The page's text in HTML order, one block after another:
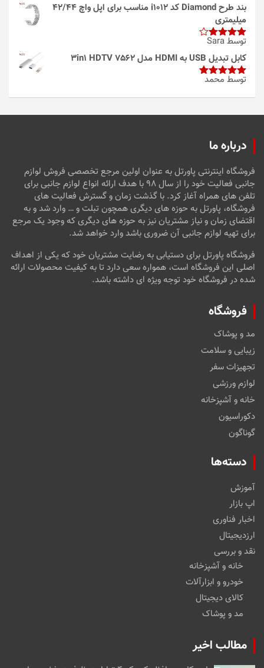
بند طرح Diamond کد i1012 مناسب برای اپل واچ 42/44
میلیمتری
امتیاز4
از 5
توسط Sara
کابل تبدیل USB به HDMI مدل 3in1 HDTV 7562
امتیاز5از
توسط محمد
درباره ما
فروشگاه اینترنتی پاورتل به عنوان اولین مرجع تخصصی فروش لوازم
جانبی فعالیت خود را از سال ۹۸ با هدف ارائه انواع لوازم جانبی برای
تلفن های همراه آغاز کرد. با گذشت زمان و گسترش فعالیت های
فروشگاه، پاورتل به حوزه های دیگری همچون تبلت و … وارد شد و به
اقتضای زمان و نیاز مشتریان نیز به حوزه های دیگری که وجود یک مرجع
برای تهیه لوازم جانبی آن ضروری باشد وارد خواهد شد.
فروشگاه پاورتل برای دستیابی به رضایت مشتریان خود که یکی از اهداف
اصلی این فروشگاه است، همواره سعی دارد تا به کیفیت محصولات ارائه
شده در فروشگاه خود توجه ویژه ای داشته باشد.
فروشگاه
مد و پوشاک
زیبایی و سلامت
تجهیزات سفر
لوازم ورزشی
خانه و آشپزخانه
دکوراسیون
گوناگون
دسته‌ها
آموزش
اپ بازار
اخبار فناوری
ارزدیجیتال
نقد و بررسی
خانه و آشپزخانه
خودرو و ابزارآلات
کالای دیجیتال
مد و پوشاک
مطالب اخیر